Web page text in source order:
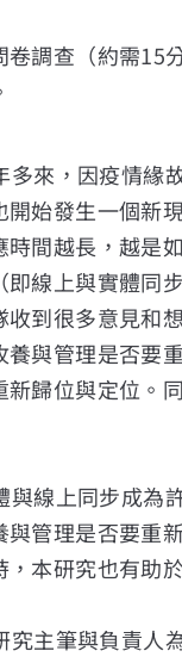
調查（約需15
多來，因疫情緣
始發生一個新
間越長，越是
線上與實體同
到很多意見和
與管理是否要
歸位與定位。
與線上同步成為
管理是否要重
本研究也有助
究主筆與負責⼈